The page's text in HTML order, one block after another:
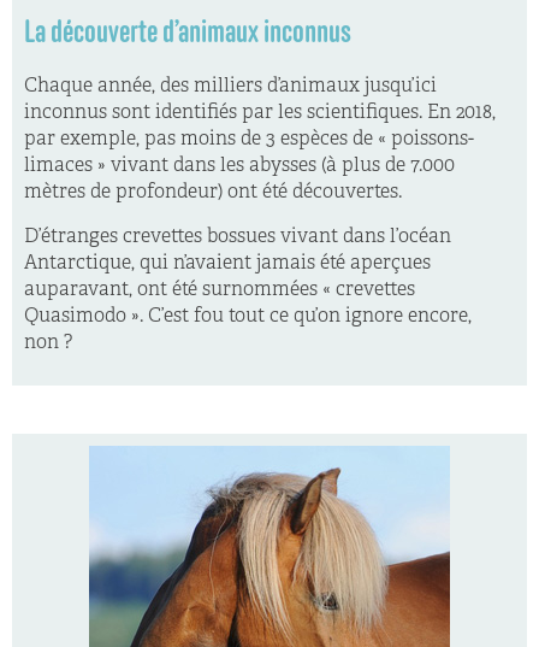
La découverte d’animaux inconnus
Chaque année, des milliers d’animaux jusqu’ici
inconnus sont identifiés par les scientifiques. En 2018,
par exemple, pas moins de 3 espèces de « poissons-
limaces » vivant dans les abysses (à plus de 7.000
mètres de profondeur) ont été découvertes.
D’étranges crevettes bossues vivant dans l’océan
Antarctique, qui n’avaient jamais été aperçues
auparavant, ont été surnommées « crevettes
Quasimodo ». C’est fou tout ce qu’on ignore encore,
non ?